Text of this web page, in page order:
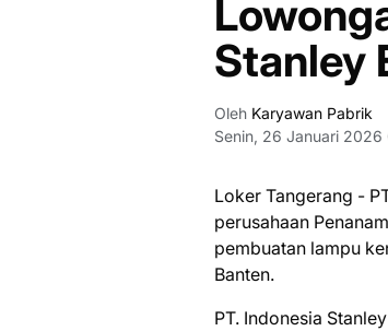
Stanley
Oleh Karyawan Pabrik
Senin, 26 Januari 2026
Loker Tangerang -
реruѕаhааn
pembuatan lampu
Banten.
PT. Indоnеѕіа